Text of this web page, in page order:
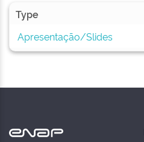
Type
Apresentação/Slides